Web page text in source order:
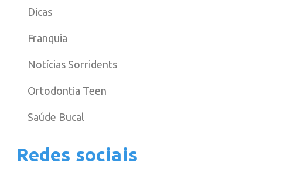
Dicas
Franquia
Notícias Sorridents
Ortodontia Teen
Saúde Bucal
Redes sociais